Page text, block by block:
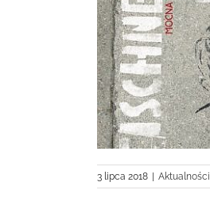
3 lipca 2018 Aktualności